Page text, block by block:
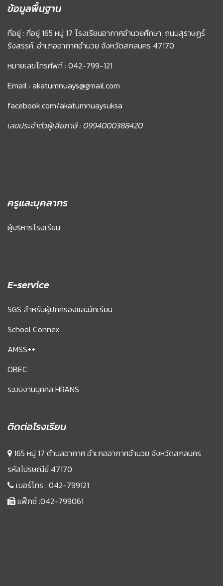
ข้อมูลพื้นฐาน
ที่อยู่ : ที่อยู่ 165 หมู่ 17 โรงเรียนอากาศอำนวยศึกษา, ถนนสุราษฏร์
รังสรรค์, อำเภออากาศอำนวย จังหวัดสกลนคร 47170
หมายเลขโทรศัพท์ : 042-799-121
Email : akatumnuays@gmail.com
facebook.com/akatumnuaysuksa
เลขประจำตัวผู้เสียภาษี : 0994000388420
ครูและบุคลากร
ผู้บริหารโรงเรียน
E-service
SGS สำหรับผู้ปกครองและนักเรียน
School Connex
AMSS++
OBEC
ระบบงานบุคคล HRANS
ติดต่อโรงเรียน
165 หมู่ 17 ตำบลอากาศ อำเภออากาศอำนวย จังหวัดสกลนคร
รหัสไปรษณีย์ 47170
เบอร์โทร : 042-799121
แฟ็กซ์ :042-799061